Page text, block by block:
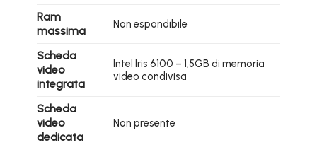
Ram
massima
Non espandibile
Scheda
video
integrata
Intel Iris 6100 – 1,5GB di memoria
video condivisa
Scheda
video
dedicata
Non presente